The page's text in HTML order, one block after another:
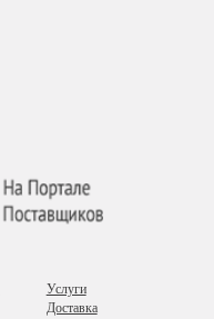
Услуги
Доставка